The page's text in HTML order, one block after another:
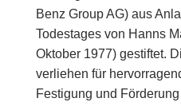
Benz Group AG) aus
Todestages von Hanns
Oktober 1977) gestiftet.
verliehen für
Festigung und